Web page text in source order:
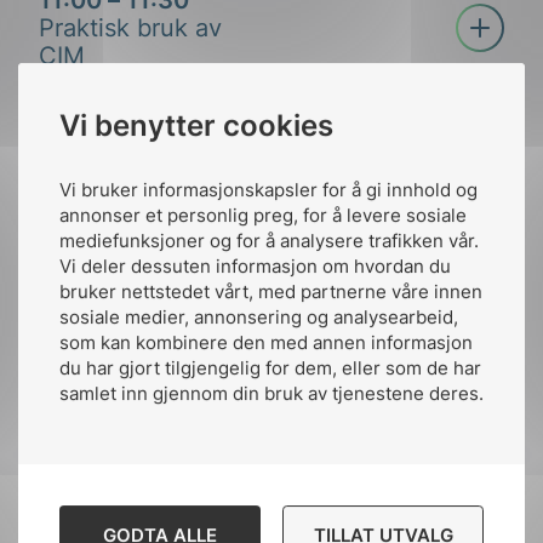
Vi benytter cookies
Vi bruker informasjonskapsler for å gi innhold og
annonser et personlig preg, for å levere sosiale
mediefunksjoner og for å analysere trafikken vår.
Vi deler dessuten informasjon om hvordan du
bruker nettstedet vårt, med partnerne våre innen
sosiale medier, annonsering og analysearbeid,
som kan kombinere den med annen informasjon
du har gjort tilgjengelig for dem, eller som de har
samlet inn gjennom din bruk av tjenestene deres.
GODTA ALLE TILLAT UTVALG
Lars Ihler
tidligere fagsjef i NEK. Han har bakgrunn fra salg
nettinformasjonssystemer til energi- og telekom-
bedrifter.
NVE
Anders Sivertsgård
Anders Sivertsgård er senior engineer i NVE siden
2022, og har tidligere erfaring fra Energi Norge,
Multiconsult og Statnett.
Statnett
Svein Harald Olsen
Svein Harald Olsen jobber i Statnett, og er en av
Norges fremste CIM-eksperter er ettertraktet så
vel nasjonalt som internasjonalt. Han er også
medlem i NK 57, som arbeider med å utarbeide og
Praktisk bruk av
CIM
Åpne
Nye og viktige prosjekter der
CIM vil være en naturlig del av
løsningen
Åpne
11:50 – 11:55
Avslutning